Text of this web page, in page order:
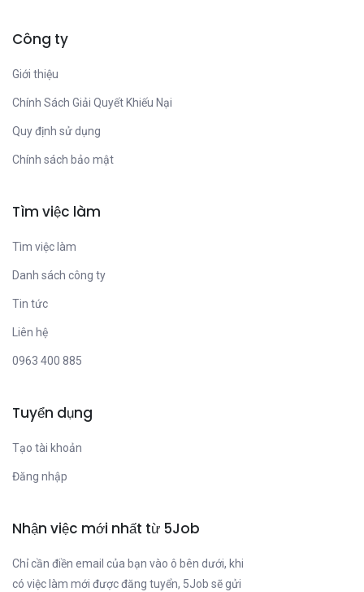
Công ty
Giới thiệu
Chính Sách Giải Quyết Khiếu Nại
Quy định sử dụng
Chính sách bảo mật
Tìm việc làm
Tìm việc làm
Danh sách công ty
Tin tức
Liên hệ
0963 400 885
Tuyển dụng
Tạo tài khoản
Đăng nhập
Nhận việc mới nhất từ 5Job
Chỉ cần điền email của bạn vào ô bên dưới, khi
có việc làm mới được đăng tuyển, 5Job sẽ gửi